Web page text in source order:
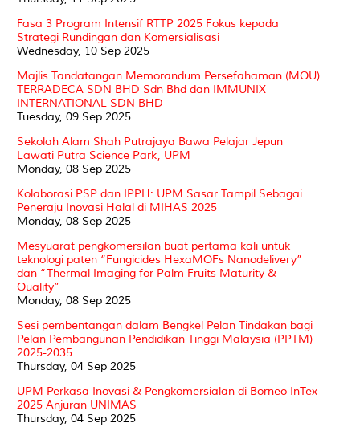
Fasa 3 Program Intensif RTTP 2025 Fokus kepada
Strategi Rundingan dan Komersialisasi
Wednesday, 10 Sep 2025
Majlis Tandatangan Memorandum Persefahaman (MOU)
TERRADECA SDN BHD Sdn Bhd dan IMMUNIX
INTERNATIONAL SDN BHD
Tuesday, 09 Sep 2025
Sekolah Alam Shah Putrajaya Bawa Pelajar Jepun
Lawati Putra Science Park, UPM
Monday, 08 Sep 2025
Kolaborasi PSP dan IPPH: UPM Sasar Tampil Sebagai
Peneraju Inovasi Halal di MIHAS 2025
Monday, 08 Sep 2025
Mesyuarat pengkomersilan buat pertama kali untuk
teknologi paten “Fungicides HexaMOFs Nanodelivery”
dan “Thermal Imaging for Palm Fruits Maturity &
Quality”
Monday, 08 Sep 2025
Sesi pembentangan dalam Bengkel Pelan Tindakan bagi
Pelan Pembangunan Pendidikan Tinggi Malaysia (PPTM)
2025-2035
Thursday, 04 Sep 2025
UPM Perkasa Inovasi & Pengkomersialan di Borneo InTex
2025 Anjuran UNIMAS
Thursday, 04 Sep 2025